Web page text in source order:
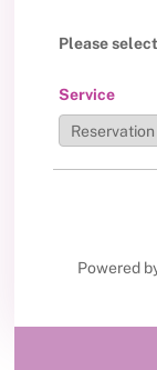
Please
Service
Powered